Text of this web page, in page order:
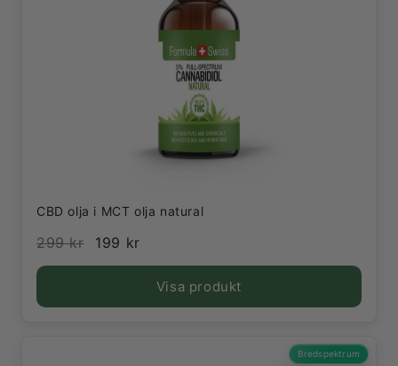
CBD olja i MCT olja natural
299 kr 199 kr
Visa produkt
Bredspektrum